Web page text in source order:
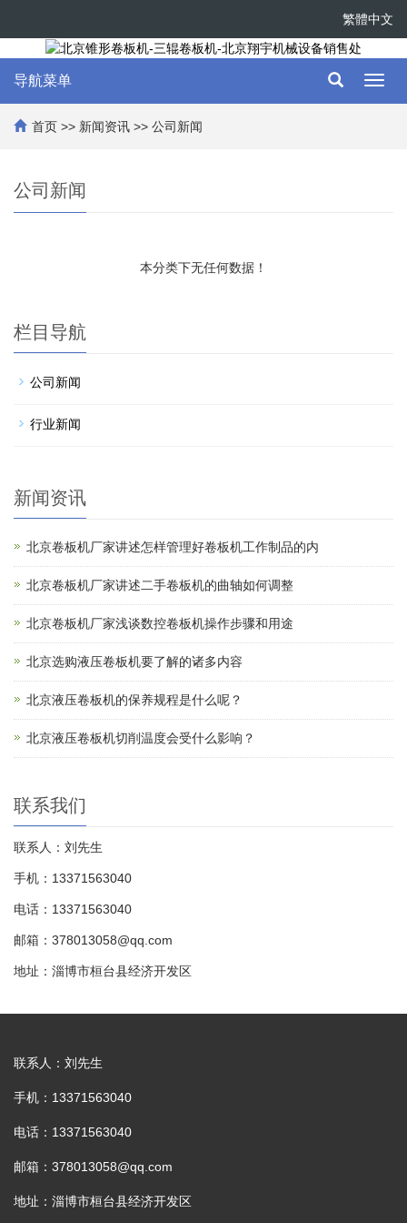
繁體中文
导航菜单
首页 >> 新闻资讯 >> 公司新闻
公司新闻
本分类下无任何数据！
栏目导航
公司新闻
行业新闻
新闻资讯
北京卷板机厂家讲述怎样管理好卷板机工作制品的内
北京卷板机厂家讲述二手卷板机的曲轴如何调整
北京卷板机厂家浅谈数控卷板机操作步骤和用途
北京选购液压卷板机要了解的诸多内容
北京液压卷板机的保养规程是什么呢？
北京液压卷板机切削温度会受什么影响？
联系我们
联系人：刘先生
手机：13371563040
电话：13371563040
邮箱：378013058@qq.com
地址：淄博市桓台县经济开发区
联系人：刘先生
手机：13371563040
电话：13371563040
邮箱：378013058@qq.com
地址：淄博市桓台县经济开发区